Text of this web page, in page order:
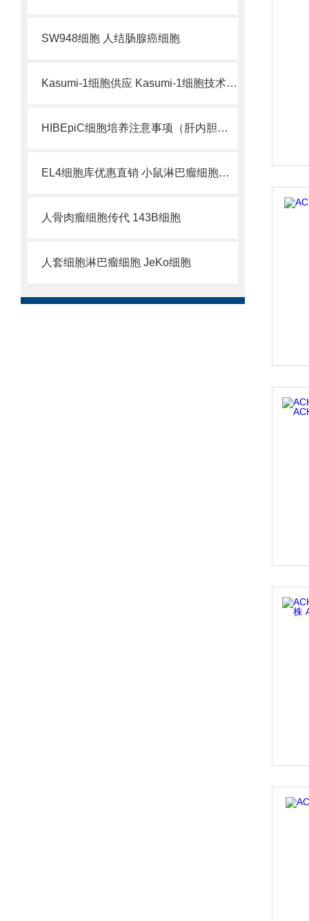
SW948细胞 人结肠腺癌细胞
Kasumi-1细胞供应 Kasumi-1细胞技术服务
HIBEpiC细胞培养注意事项（肝内胆管上皮细胞）
EL4细胞库优惠直销 小鼠淋巴瘤细胞株订购
人骨肉瘤细胞传代 143B细胞
人套细胞淋巴瘤细胞 JeKo细胞